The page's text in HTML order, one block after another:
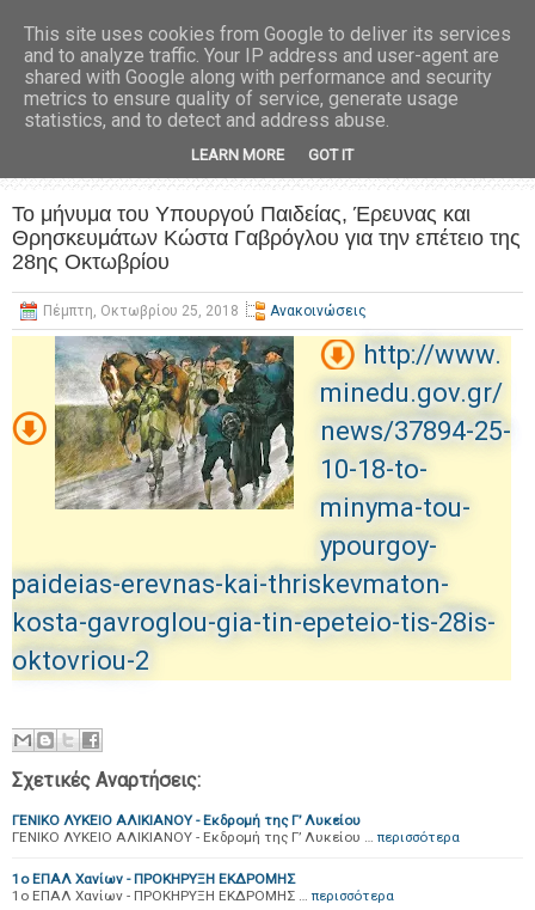
Το μήνυμα του Υπουργού Παιδείας, Έρευνας και
Θρησκευμάτων Κώστα Γαβρόγλου για την επέτειο της
28ης Οκτωβρίου
Πέμπτη, Οκτωβρίου 25, 2018 Ανακοινώσεις
http://www.
minedu.gov.gr/
news/37894-25-
10-18-to-
minyma-tou-
ypourgoy-
paideias-erevnas-kai-thriskevmaton-
kosta-gavroglou-gia-tin-epeteio-tis-28is-
oktovriou-2
Σχετικές Αναρτήσεις:
ΓΕΝΙΚΟ ΛΥΚΕΙΟ ΑΛΙΚΙΑΝΟΥ - Εκδρομή της Γ’ Λυκείου
ΓΕΝΙΚΟ ΛΥΚΕΙΟ ΑΛΙΚΙΑΝΟΥ - Εκδρομή της Γ’ Λυκείου … περισσότερα
1ο ΕΠΑΛ Χανίων - ΠΡΟΚΗΡΥΞΗ ΕΚΔΡΟΜΗΣ
1ο ΕΠΑΛ Χανίων - ΠΡΟΚΗΡΥΞΗ ΕΚΔΡΟΜΗΣ … περισσότερα
This site uses cookies from Google to deliver its services
and to analyze traffic. Your IP address and user-agent are
shared with Google along with performance and security
metrics to ensure quality of service, generate usage
statistics, and to detect and address abuse.
LEARN MORE GOT IT